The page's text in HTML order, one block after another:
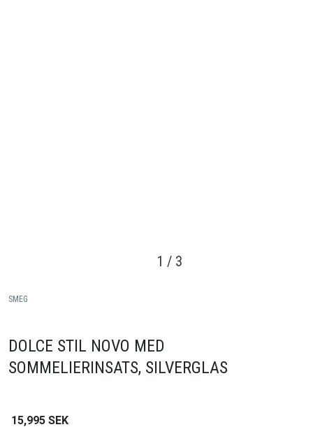
1 / 3
SMEG
DOLCE STIL NOVO MED
SOMMELIERINSATS, SILVERGLAS
15,995 SEK